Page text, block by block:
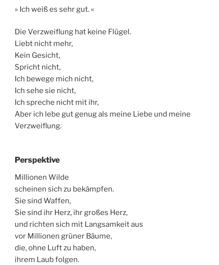
» Ich weiß es sehr gut. «
Die Verzweiflung hat keine Flügel.
Liebt nicht mehr,
Kein Gesicht,
Spricht nicht,
Ich bewege mich nicht,
Ich sehe sie nicht,
Ich spreche nicht mit ihr,
Aber ich lebe gut genug als meine Liebe und meine
Verzweiflung.
Perspektive
Millionen Wilde
scheinen sich zu bekämpfen.
Sie sind Waffen,
Sie sind ihr Herz, ihr großes Herz,
und richten sich mit Langsamkeit aus
vor Millionen grüner Bäume,
die, ohne Luft zu haben,
ihrem Laub folgen.